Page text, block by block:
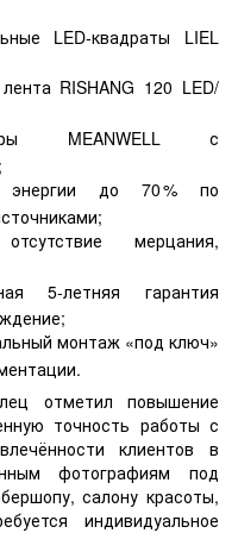
LED‑квадраты LIEL
RISHANG 120 LED/
MEANWELL с
энергии до 70 % по
мерцания,
5‑летняя гарантия
монтаж «под ключ»
отметил повышение
точность работы с
клиентов в
фотографиям под
салону красоты,
индивидуальное